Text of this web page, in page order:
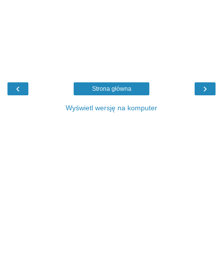
‹ ›
Strona główna
Wyświetl wersję na komputer